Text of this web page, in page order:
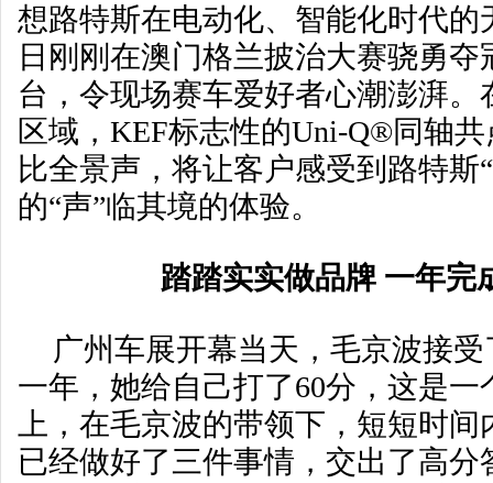
想路特斯在电动化、智能化时代的
日刚刚在澳门格兰披治大赛骁勇夺
台，令现场赛车爱好者心潮澎湃。
区域，KEF标志性的Uni-Q®同轴
比全景声，将让客户感受到路特斯
的“声”临其境的体验。
踏踏实实做品牌 一年完
广州车展开幕当天，毛京波接
一年，她给自己打了60分，这是
上，在毛京波的带领下，短短时
已经做好了三件事情，交出了高分